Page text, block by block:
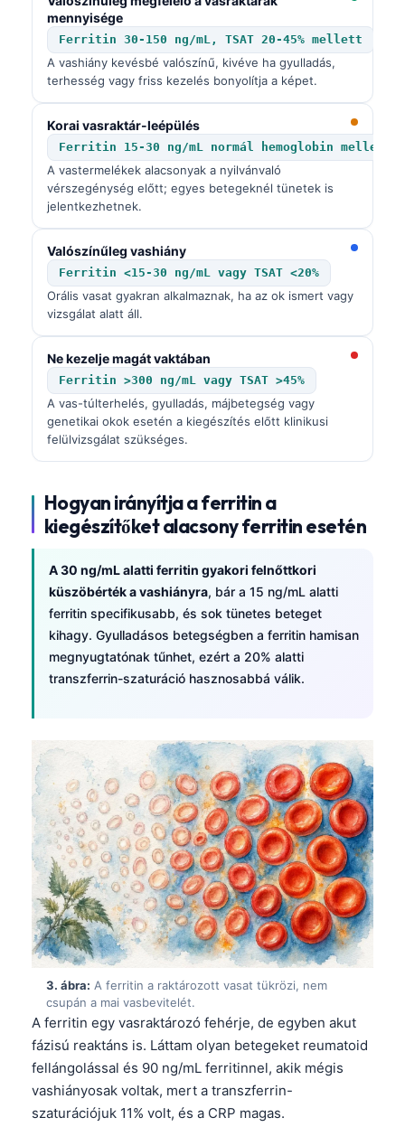
mennyisége
Ferritin 30-150 ng/mL, TSAT 20-45% mellett
A vashiány kevésbé valószínű, kivéve ha gyulladás,
terhesség vagy friss kezelés bonyolítja a képet.
Korai vasraktár-leépülés
Ferritin 15-30 ng/mL normál hemoglobin mellett
A vastermelékek alacsonyak a nyilvánvaló
vérszegénység előtt; egyes betegeknél tünetek is
jelentkezhetnek.
Valószínűleg vashiány
Ferritin <15-30 ng/mL vagy TSAT <20%
Orális vasat gyakran alkalmaznak, ha az ok ismert vagy
vizsgálat alatt áll.
Ne kezelje magát vaktában
Ferritin >300 ng/mL vagy TSAT >45%
A vas-túlterhelés, gyulladás, májbetegség vagy
genetikai okok esetén a kiegészítés előtt klinikusi
felülvizsgálat szükséges.
Hogyan irányítja a ferritin a
kiegészítőket alacsony ferritin esetén
A 30 ng/mL alatti ferritin gyakori felnőttkori
küszöbérték a vashiányra, bár a 15 ng/mL alatti
ferritin specifikusabb, és sok tünetes beteget
kihagy. Gyulladásos betegségben a ferritin hamisan
megnyugtatónak tűnhet, ezért a 20% alatti
transzferrin-szaturáció hasznosabbá válik.
3. ábra: A ferritin a raktározott vasat tükrözi, nem
csupán a mai vasbevitelét.
A ferritin egy vasraktározó fehérje, de egyben akut
fázisú reaktáns is. Láttam olyan betegeket reumatoid
fellángolással és 90 ng/mL ferritinnel, akik mégis
vashiányosak voltak, mert a transzferrin-
szaturációjuk 11% volt, és a CRP magas.